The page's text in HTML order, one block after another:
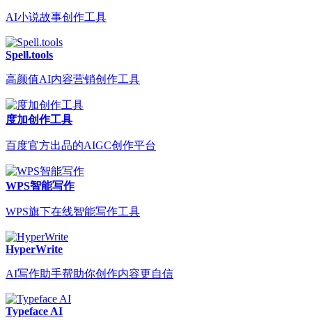
AI小说故事创作工具
Spell.tools
高颜值AI内容营销创作工具
度加创作工具
百度官方出品的AIGC创作平台
WPS智能写作
WPS旗下在线智能写作工具
HyperWrite
AI写作助手帮助你创作内容更自信
Typeface AI